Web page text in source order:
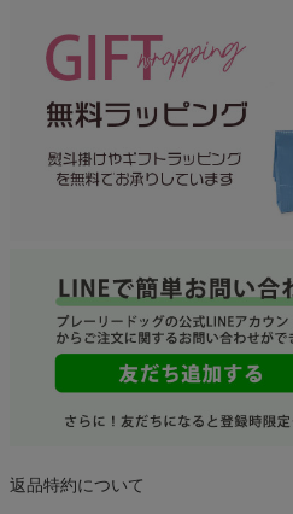
返品特約について